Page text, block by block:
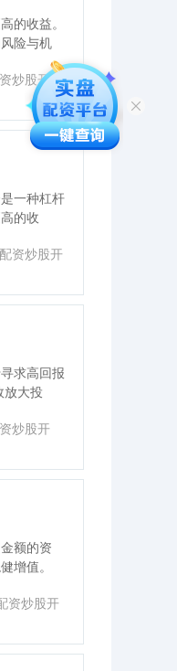
的收益。
险与机
炒股开
一种杠杆
的收
资炒股开
求高回报
放大投
炒股开
额的资
增值。
资炒股开